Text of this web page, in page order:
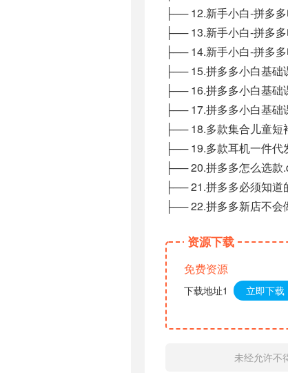
├── 12.新手小白-拼多
├── 13.新手小白-拼多
├── 14.新手小白-拼多
├── 15.拼多多小白基
├── 16.拼多多小白基
├── 17.拼多多小白基
├── 18.多款集合儿童
├── 19.多款耳机一件
├── 20.拼多多怎么选款
├── 21.拼多多必须知道
├── 22.拼多多新店不会
资源下载
免费资源
下载地址1 立即下载
未经允许不